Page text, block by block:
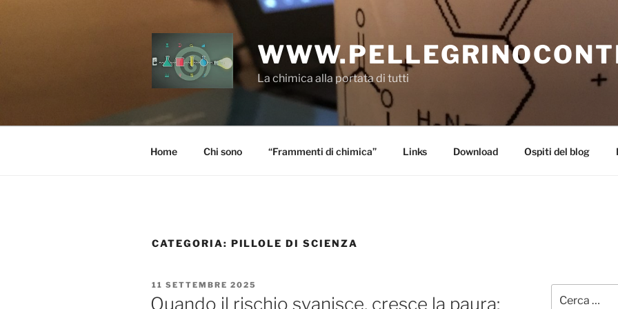
La chimica alla portata di tutti
Home Chi sono “Frammenti di chimica” Links Download Ospiti del blog
CATEGORIA: PILLOLE DI SCIENZA
PUBBLICATO
IL
11 SETTEMBRE 2025
Quando il rischio svanisce, cresce la paura: